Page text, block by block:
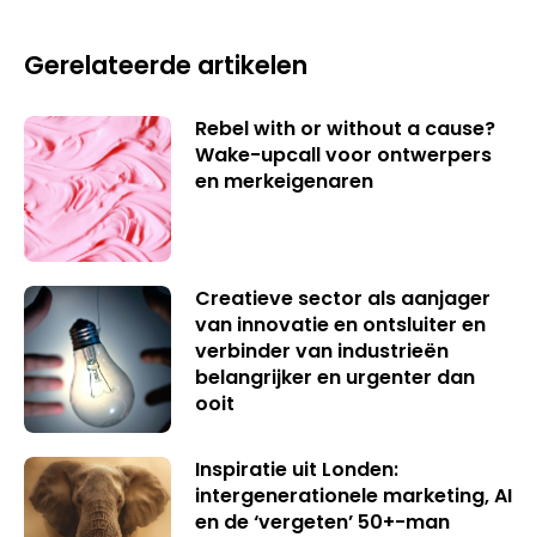
Gerelateerde artikelen
Rebel with or without a cause?
Wake-upcall voor ontwerpers
en merkeigenaren
Creatieve sector als aanjager
van innovatie en ontsluiter en
verbinder van industrieën
belangrijker en urgenter dan
ooit
Inspiratie uit Londen:
intergenerationele marketing, AI
en de ‘vergeten’ 50+-man